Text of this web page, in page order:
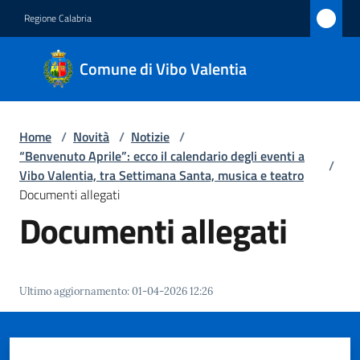
Regione Calabria
Comune di Vibo Valentia
Comune
di Vibo
Valentia
Amministrazione
Novità
Menu selezionato
Valentia
Home / Novità / Notizie /
“Benvenuto Aprile”: ecco il calendario degli eventi a
Vibo Valentia, tra Settimana Santa, musica e teatro
/
Documenti allegati
Documenti allegati
Ultimo aggiornamento:01-04-2026 12:26